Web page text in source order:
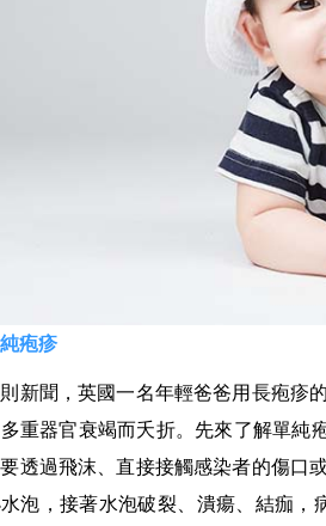
疱疹
新聞，英國一名年輕爸爸用長疱疹
重器官衰竭而夭折。先來了解單純
透過飛沫、直接接觸感染者的傷口
泡，接著水泡破裂、潰瘍、結痂，